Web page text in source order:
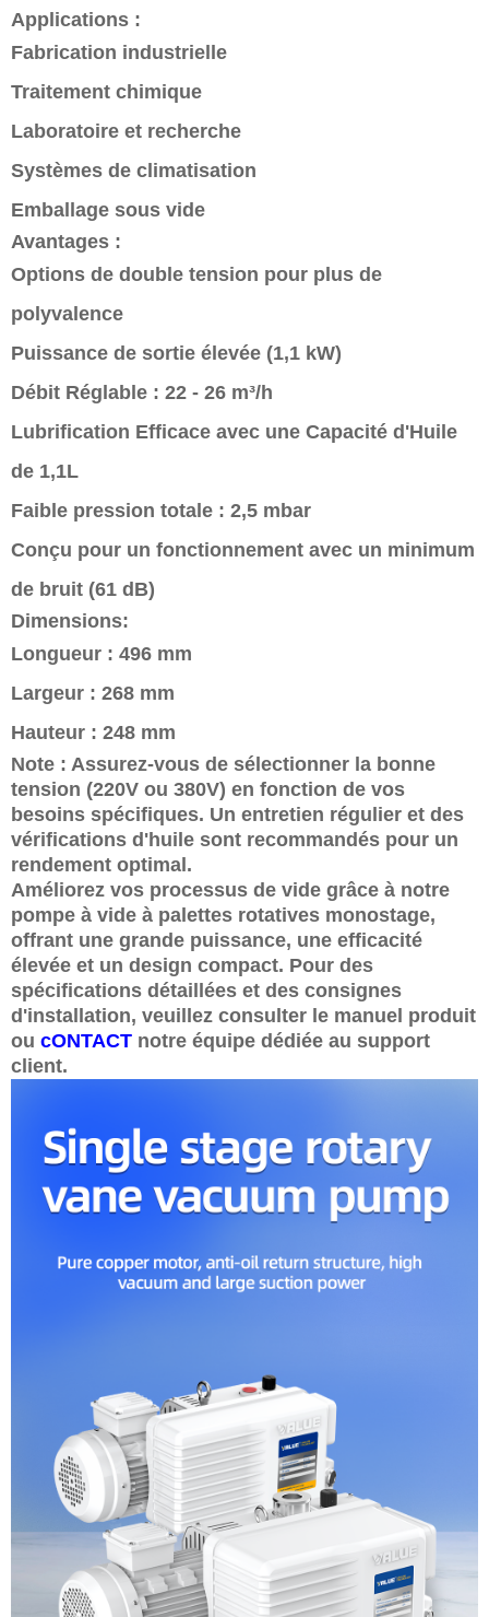
Applications :
Fabrication industrielle
Traitement chimique
Laboratoire et recherche
Systèmes de climatisation
Emballage sous vide
Avantages :
Options de double tension pour plus de
polyvalence
Puissance de sortie élevée (1,1 kW)
Débit Réglable : 22 - 26 m³/h
Lubrification Efficace avec une Capacité d'Huile
de 1,1L
Faible pression totale : 2,5 mbar
Conçu pour un fonctionnement avec un minimum
de bruit (61 dB)
Dimensions:
Longueur : 496 mm
Largeur : 268 mm
Hauteur : 248 mm
Note : Assurez-vous de sélectionner la bonne
tension (220V ou 380V) en fonction de vos
besoins spécifiques. Un entretien régulier et des
vérifications d'huile sont recommandés pour un
rendement optimal.
Améliorez vos processus de vide grâce à notre
pompe à vide à palettes rotatives monostage,
offrant une grande puissance, une efficacité
élevée et un design compact. Pour des
spécifications détaillées et des consignes
d'installation, veuillez consulter le manuel produit
ou cONTACT notre équipe dédiée au support
client.